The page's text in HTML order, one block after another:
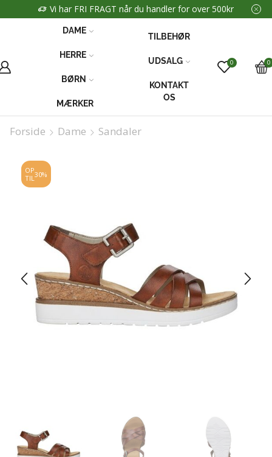
Vi har FRI FRAGT når du handler for over 500kr
DAME
HERRE
BØRN
MÆRKER
TILBEHØR
UDSALG
KONTAKT
OS
0 0
Forside Dame Sandaler
OP
TIL30%